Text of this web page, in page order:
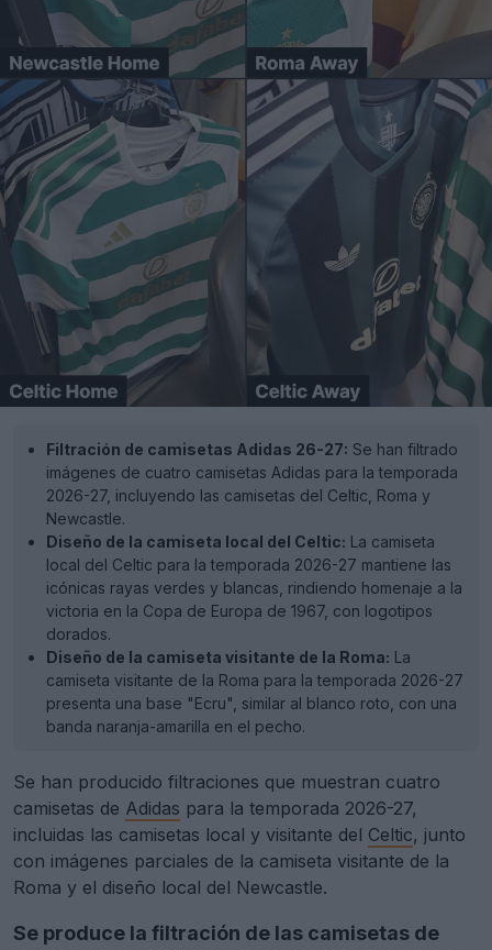
Filtración de camisetas Adidas 26-27: Se han filtrado
imágenes de cuatro camisetas Adidas para la temporada
2026-27, incluyendo las camisetas del Celtic, Roma y
Newcastle.
Diseño de la camiseta local del Celtic: La camiseta
local del Celtic para la temporada 2026-27 mantiene las
icónicas rayas verdes y blancas, rindiendo homenaje a la
victoria en la Copa de Europa de 1967, con logotipos
dorados.
Diseño de la camiseta visitante de la Roma: La
camiseta visitante de la Roma para la temporada 2026-27
presenta una base "Ecru", similar al blanco roto, con una
banda naranja-amarilla en el pecho.
Se han producido filtraciones que muestran cuatro
camisetas de Adidas para la temporada 2026-27,
incluidas las camisetas local y visitante del Celtic, junto
con imágenes parciales de la camiseta visitante de la
Roma y el diseño local del Newcastle.
Se produce la filtración de las camisetas de